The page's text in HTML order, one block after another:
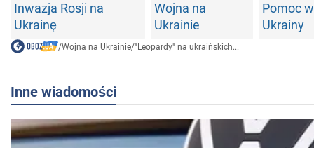
Inwazja Rosji na
Ukrainę
Wojna na
Ukrainie
Pomoc
Ukrainy
/Wojna na Ukrainie/"Leopardy" na ukraińskich...
Inne wiadomości